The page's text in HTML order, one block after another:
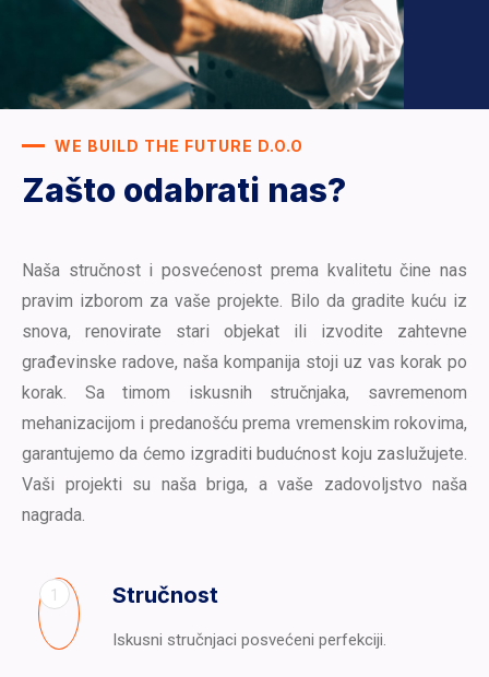
WE BUILD THE FUTURE D.O.O
Zašto odabrati nas?
Naša stručnost i posvećenost prema kvalitetu čine nas
pravim izborom za vaše projekte. Bilo da gradite kuću iz
snova, renovirate stari objekat ili izvodite zahtevne
građevinske radove, naša kompanija stoji uz vas korak po
korak. Sa timom iskusnih stručnjaka, savremenom
mehanizacijom i predanošću prema vremenskim rokovima,
garantujemo da ćemo izgraditi budućnost koju zaslužujete.
Vaši projekti su naša briga, a vaše zadovoljstvo naša
nagrada.
1 Stručnost
Iskusni stručnjaci posvećeni perfekciji.